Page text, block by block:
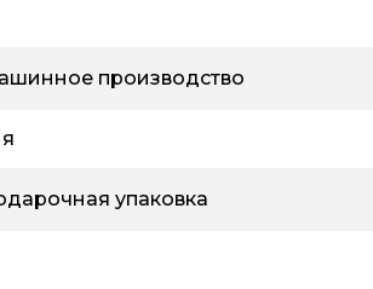
производство
упаковка